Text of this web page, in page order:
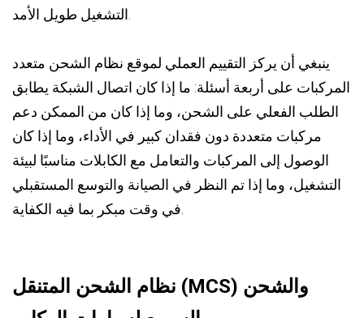
ينبغي أن يركز التقييم العملي لموقع نظام الشحن متعدد
المركبات على أربعة أسئلة: ما إذا كان اتصال الشبكة يطابق
الطلب الفعلي على الشحن، وما إذا كان من الممكن دعم
مركبات متعددة دون فقدان كبير في الأداء، وما إذا كان
الوصول إلى المركبات والتعامل مع الكابلات مناسبًا لبيئة
التشغيل، وما إذا تم النظر في الصيانة والتوسع المستقبلي
نظام الشحن المتنقل (MCS) والشحن